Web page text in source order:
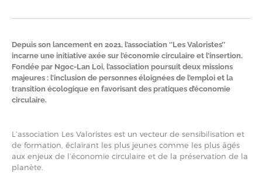
Depuis son lancement en 2021, l’association ‘’Les Valoristes’’
incarne une initiative axée sur l’économie circulaire et l’insertion.
Fondée par Ngoc-Lan Loi, l’association poursuit deux missions
majeures : l’inclusion de personnes éloignées de l’emploi et la
transition écologique en favorisant des pratiques d’économie
circulaire.
L’association Les Valoristes est un vecteur de sensibilisation et
de formation, éclairant les plus jeunes comme les plus âgés
aux enjeux de l’économie circulaire et de la préservation de la
planète.